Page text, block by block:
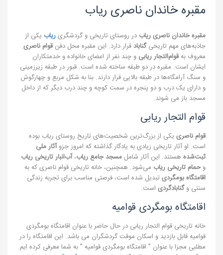
مقبره خاندان ناصری ریاب
مقبره خاندان ناصریریاب در روستای تاریخی و گردشگریریاب یکی از
جاذبه‌های مهم تاریخیگنابادقرار دارد. این مقبره محل دفنقوام ناصری
معروف بهقوام‌التجارریابی و چند نفر از اعضای خانواده و خدمتکاران
ایشان است. مقبره در دو طبقه ساخته شده است. قبور در طبقه زیرزمینی
و سنگ آرامگاه‌ها در طبقه بالایی قرار دارند. بنا به شکل مربع و چهارگوش
و دارای یک درب و دو پنجره در سمت کوچه و چند درب دیگر که از داخل
مسجد باز می شوند.
قوام التجار ریابی
قوام ناصری یکی از بزرگ‌ترین شخصیت‌های تاریخ روستای ریاب بوده
است. او آثار تاریخی زیادی به یادگار گذاشته که امروز جزوآثار ملی
ثبت‌شده هستند. این آثار شامل مسجد جامع ریاب،آب‌انبار تاریخی ریاب
وحمام تاریخی ریاب می‌شود. همچنین، خانه تاریخی قوام ناصری که به
اقامتگاه بومگردی تبدیل شده است، فرصتی مناسب برای تجربه زندگی
سنتی وگنابادگردی است.
اقامتگاه بومگردی قوامیه
خانه تاریخی قوام التجار ریابی در حال حاضر با عنوان اقامتگاه بومگردی
قوامیه قابل بازدید و اسکان موقت گردشگران می باشد. این اقامتگاه را در
مطلبی مجزا با عنوان ” اقامتگاه بومگردی قوامیه ” به شما معرفی کرده ایم.